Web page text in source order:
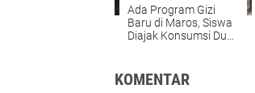
Ada Program Gizi
Baru di Maros, Siswa
Diajak Konsumsi Dua
KOMENTAR